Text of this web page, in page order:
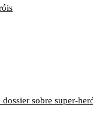
sobre super-